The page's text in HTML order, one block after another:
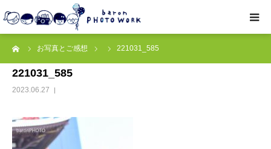
お写真とご感想 221031_585
221031_585
2023.06.27
撮影プラン
私たちについて
オプション